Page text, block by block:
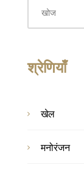
श्रेणियाँ
खेल
मनोरंजन